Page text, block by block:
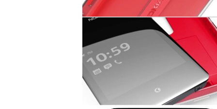
Bao da samsung
Bao da Samsung